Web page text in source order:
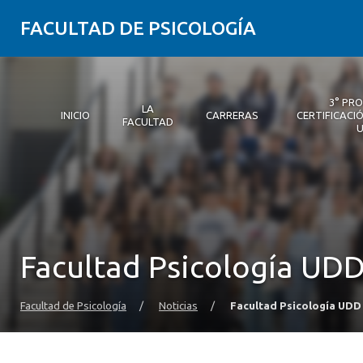
FACULTAD DE PSICOLOGÍA
INICIO
Inicio
LA
FACULTAD
La Facultad
CARRERAS
Carreras
3°
3° Proceso de Certificación | Psicología UDD
Postgrados y Educación Continua
Investigación
Vinculación con el medio
Alumni Psicología UDD
Servicio de Psicología Integral
Facultad Psicología UDD
Facultad de Psicología / Noticias / Facultad Psicología UDD